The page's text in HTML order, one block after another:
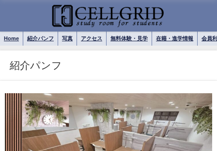
Home 紹介パンフ 写真 アクセス 無料体験・見学 在籍・進学情報 会員
紹介パンフ